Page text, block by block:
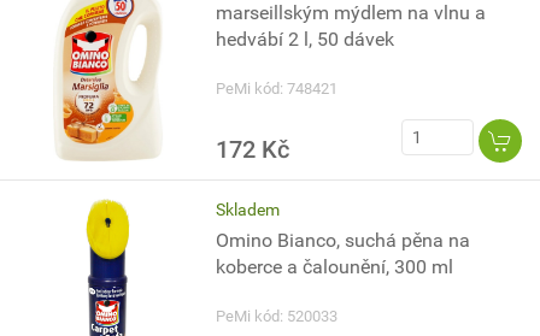
marseillským mýdlem na vlnu a
hedvábí 2 l, 50 dávek
PeMi kód: 748421
172 Kč
Skladem
Omino Bianco, suchá pěna na
koberce a čalounění, 300 ml
PeMi kód: 520033